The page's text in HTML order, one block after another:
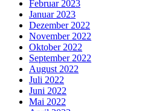
Februar 2023
Januar 2023
Dezember 2022
November 2022
Oktober 2022
September 2022
August 2022
Juli 2022
Juni 2022
Mai 2022